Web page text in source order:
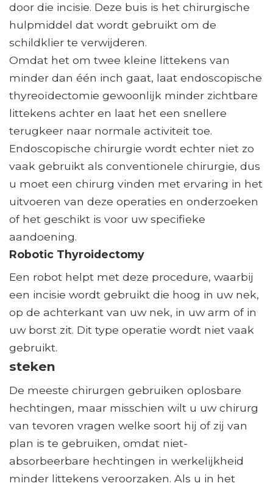
door die incisie. Deze buis is het chirurgische
hulpmiddel dat wordt gebruikt om de
schildklier te verwijderen.
Omdat het om twee kleine littekens van
minder dan één inch gaat, laat endoscopische
thyreoïdectomie gewoonlijk minder zichtbare
littekens achter en laat het een snellere
terugkeer naar normale activiteit toe.
Endoscopische chirurgie wordt echter niet zo
vaak gebruikt als conventionele chirurgie, dus
u moet een chirurg vinden met ervaring in het
uitvoeren van deze operaties en onderzoeken
of het geschikt is voor uw specifieke
aandoening.
Robotic Thyroidectomy
Een robot helpt met deze procedure, waarbij
een incisie wordt gebruikt die hoog in uw nek,
op de achterkant van uw nek, in uw arm of in
uw borst zit. Dit type operatie wordt niet vaak
gebruikt.
steken
De meeste chirurgen gebruiken oplosbare
hechtingen, maar misschien wilt u uw chirurg
van tevoren vragen welke soort hij of zij van
plan is te gebruiken, omdat niet-
absorbeerbare hechtingen in werkelijkheid
minder littekens veroorzaken. Als u in het